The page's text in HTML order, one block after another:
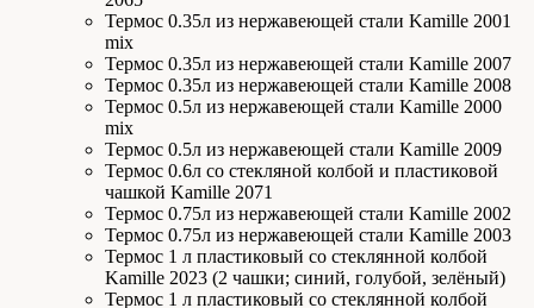
Термос 0.35л из нержавеющей стали Kamille 2001
mix
Термос 0.35л из нержавеющей стали Kamille 2007
Термос 0.35л из нержавеющей стали Kamille 2008
Термос 0.5л из нержавеющей стали Kamille 2000
mix
Термос 0.5л из нержавеющей стали Kamille 2009
Термос 0.6л со стекляной колбой и пластиковой
чашкой Kamille 2071
Термос 0.75л из нержавеющей стали Kamille 2002
Термос 0.75л из нержавеющей стали Kamille 2003
Термос 1 л пластиковый со стеклянной колбой
Kamille 2023 (2 чашки; синий, голубой, зелёный)
Термос 1 л пластиковый со стеклянной колбой